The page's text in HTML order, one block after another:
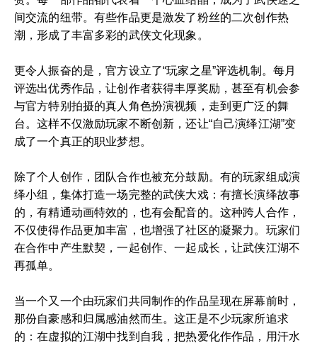
间交流的纽带。有些作品更是激发了粉丝的二次创作热
潮，形成了丰富多彩的武侠文化现象。
更令人振奋的是，官方设立了“玩家之星”评选机制。每月
评选出优秀作品，让创作者获得丰厚奖励，甚至有机会参
与官方特别拍摄的真人角色扮演视频，走到更广泛的舞
台。这样不仅激励玩家不断创新，还让“自己演绎江湖”变
成了一个真正的职业梦想。
除了个人创作，团队合作也被充分鼓励。有的玩家组成演
绎小组，集体打造一场完整的武侠大戏：有擅长演绎故事
的，有精通动画特效的，也有会配音的。这种跨人合作，
不仅使得作品更加丰富，也增强了社区的凝聚力。玩家们
在合作中产生默契，一起创作、一起成长，让武侠江湖不
再孤单。
当一个又一个由玩家们共同制作的作品呈现在屏幕前时，
那份自豪感和归属感油然而生。这正是不少玩家所追求
的：在虚拟的江湖中找到自我，把热爱化作作品，用汗水